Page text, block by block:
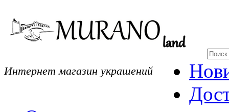
Интернет магазин украшений